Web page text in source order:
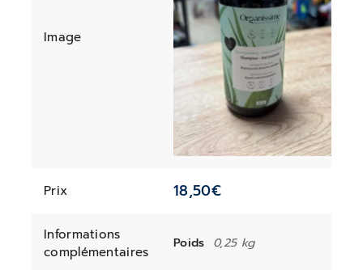
Image
Prix 18,50€
Informations
complémentaires
Poids 0,25 kg